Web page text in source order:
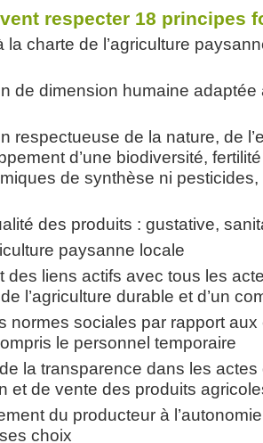
respecter 18 principes
la charte de l’agriculture
de dimension humaine
respectueuse de la nature, de
d’une biodiversité,
de synthèse ni
des produits : gustative,
paysanne locale
des liens actifs avec tous les
l’agriculture durable et d’un
normes sociales par rapport
le personnel temporaire
la transparence dans les actes
et de vente des produits
du producteur à
choix